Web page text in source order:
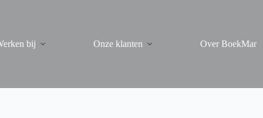
bij Onze klanten Over BoekMar